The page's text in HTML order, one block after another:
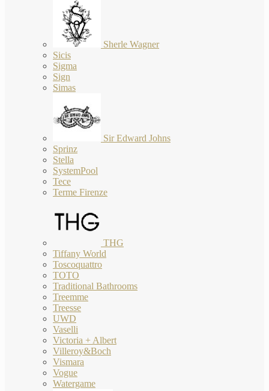
Sherle Wagner
Sicis
Sigma
Sign
Simas
Sir Edward Johns
Sprinz
Stella
SystemPool
Tece
Terme Firenze
THG
Tiffany World
Toscoquattro
TOTO
Traditional Bathrooms
Treemme
Treesse
UWD
Vaselli
Victoria + Albert
Villeroy&Boch
Vismara
Vogue
Watergame